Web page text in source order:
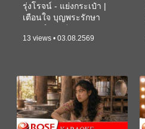
รุ่งโรจน์ - แย่งกระเป๋า |
เตือนใจ บุญพระรักษา
13 views • 03.08.2569